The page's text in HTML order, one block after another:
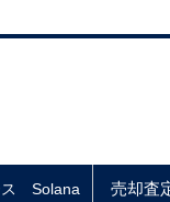
ス Solana 売却査